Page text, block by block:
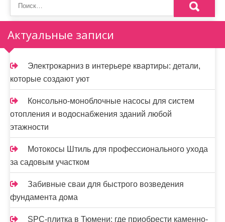
Актуальные записи
Электрокарниз в интерьере квартиры: детали,
которые создают уют
Консольно-моноблочные насосы для систем
отопления и водоснабжения зданий любой
этажности
Мотокосы Штиль для профессионального ухода
за садовым участком
Забивные сваи для быстрого возведения
фундамента дома
SPC-плитка в Тюмени: где приобрести каменно-